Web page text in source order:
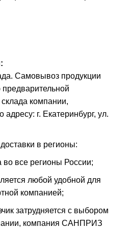
Самовывоз продукции
компании,
г. Екатеринбург, ул.
в регионы:
во все регионы России;
любой удобной для
компанией;
затрудняется с выбором
компания САНПРИЗ